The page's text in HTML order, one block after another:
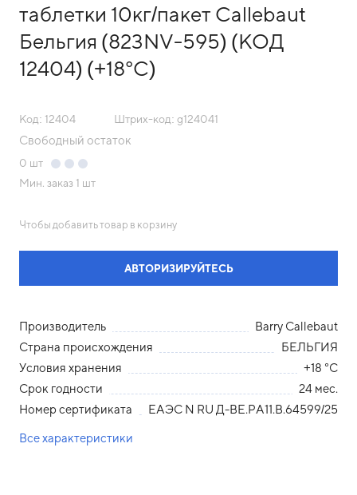
таблетки 10кг/пакет Callebaut
Бельгия (823NV-595) (КОД
12404) (+18°С)
Код: 12404 Штрих-код: g124041
Свободный остаток
0 шт
Мин. заказ 1 шт
Чтобы добавить товар в корзину
АВТОРИЗИРУЙТЕСЬ
Производитель
Barry Callebaut
Страна происхождения
БЕЛЬГИЯ
Условия хранения
+18 °С
Срок годности
24 мес.
Номер сертификата
ЕАЭС N RU Д-ВЕ.РА11.В.64599/25
Все характеристики